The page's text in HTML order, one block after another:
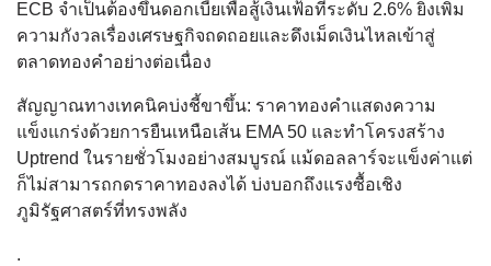
ECB จำเป็นต้องขึ้นดอกเบี้ยเพื่อสู้เงินเฟ้อที่ระดับ 2.6% ยิ่งเพิ่ม
ความกังวลเรื่องเศรษฐกิจถดถอยและดึงเม็ดเงินไหลเข้าสู่
ตลาดทองคำอย่างต่อเนื่อง
สัญญาณทางเทคนิคบ่งชี้ขาขึ้น: ราคาทองคำแสดงความ
แข็งแกร่งด้วยการยืนเหนือเส้น EMA 50 และทำโครงสร้าง
Uptrend ในรายชั่วโมงอย่างสมบูรณ์ แม้ดอลลาร์จะแข็งค่าแต่
ก็ไม่สามารถกดราคาทองลงได้ บ่งบอกถึงแรงซื้อเชิง
ภูมิรัฐศาสตร์ที่ทรงพลัง
.